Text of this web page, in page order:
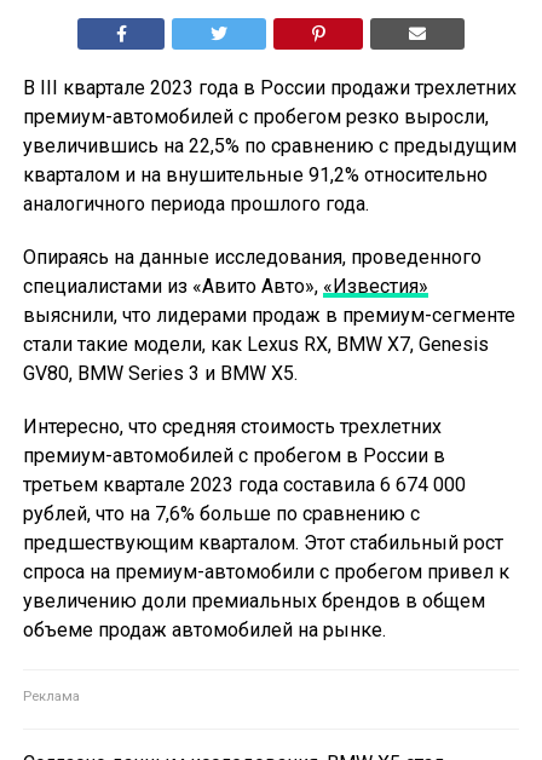
В III квартале 2023 года в России продажи трехлетних
премиум-автомобилей с пробегом резко выросли,
увеличившись на 22,5% по сравнению с предыдущим
кварталом и на внушительные 91,2% относительно
аналогичного периода прошлого года.
Опираясь на данные исследования, проведенного
специалистами из «Авито Авто», «Известия»
выяснили, что лидерами продаж в премиум-сегменте
стали такие модели, как Lexus RX, BMW X7, Genesis
GV80, BMW Series 3 и BMW X5.
Интересно, что средняя стоимость трехлетних
премиум-автомобилей с пробегом в России в
третьем квартале 2023 года составила 6 674 000
рублей, что на 7,6% больше по сравнению с
предшествующим кварталом. Этот стабильный рост
спроса на премиум-автомобили с пробегом привел к
увеличению доли премиальных брендов в общем
объеме продаж автомобилей на рынке.